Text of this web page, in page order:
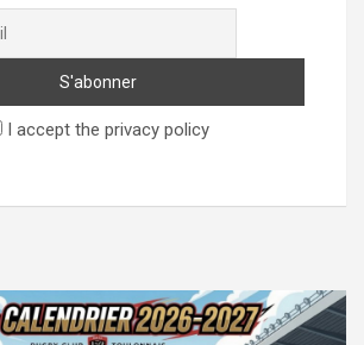
I accept the privacy policy